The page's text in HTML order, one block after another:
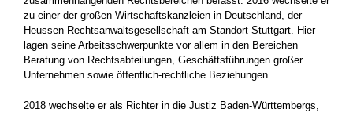
zu einer der großen Wirtschaftskanzleien in Deutschland, der
Heussen Rechtsanwaltsgesellschaft am Standort Stuttgart. Hier
lagen seine Arbeitsschwerpunkte vor allem in den Bereichen
Beratung von Rechtsabteilungen, Geschäftsführungen großer
Unternehmen sowie öffentlich-rechtliche Beziehungen.
2018 wechselte er als Richter in die Justiz Baden-Württembergs,